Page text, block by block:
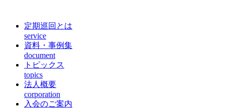
定期巡回とは
service
資料・事例集
document
トピックス
topics
法人概要
corporation
入会のご案内